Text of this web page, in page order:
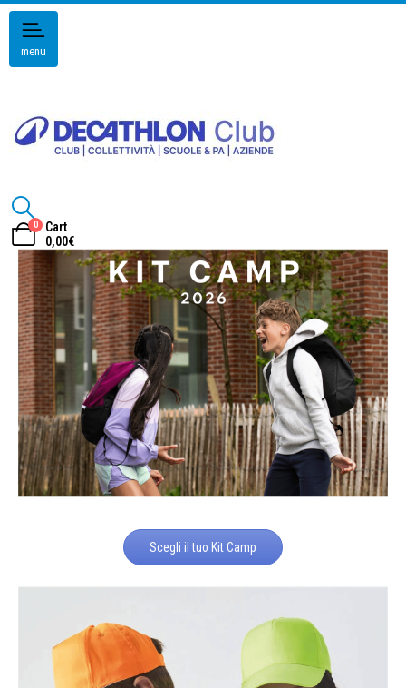
menu
0
Cart
0,00€
Scegli il tuo Kit Camp